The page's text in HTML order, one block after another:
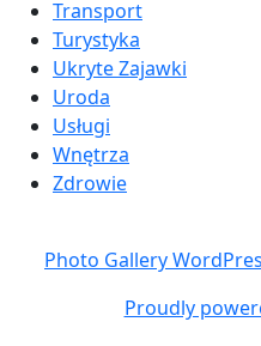
Transport
Turystyka
Ukryte Zajawki
Uroda
Usługi
Wnętrza
Zdrowie
Photo Gallery
Proudly